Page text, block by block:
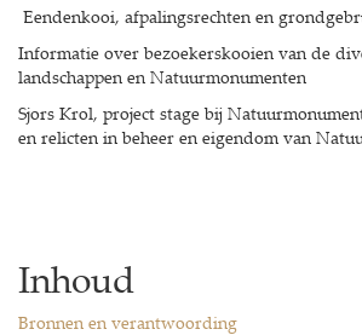
Eendenkooi, afpalingsrechten en
Informatie over bezoekerskooien van de
landschappen en Natuurmonumenten
Sjors Krol, project stage bij
en relicten in beheer en eigendom van
Inhoud
Bronnen en verantwoording